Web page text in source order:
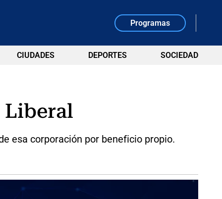
Programas
CIUDADES DEPORTES SOCIEDAD
Liberal
esa corporación por beneficio propio.